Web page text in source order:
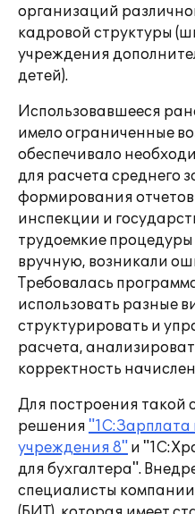
организаций
кадровой структуры
учреждения
детей).
Использовавшееся
имело ограниченные
обеспечивало
для расчета среднего
формирования отчетов
инспекции и
трудоемкие
вручную, возникали
Требовалась
использовать разные
структурировать и
расчета,
корректность
Для построения такой
решения
учреждения 8" и
для бухгалтера".
специалисты компании